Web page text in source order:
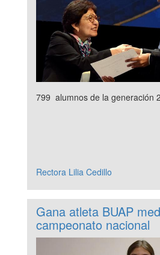
799 alumnos de la generación
Rectora Lilia Cedillo
Gana atleta BUAP
campeonato nacional